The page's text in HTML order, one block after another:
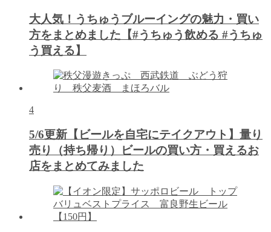
大人気！うちゅうブルーイングの魅力・買い
方をまとめました【#うちゅう飲める #うちゅ
う買える】
4
5/6更新【ビールを自宅にテイクアウト】量り
売り（持ち帰り）ビールの買い方・買えるお
店をまとめてみました